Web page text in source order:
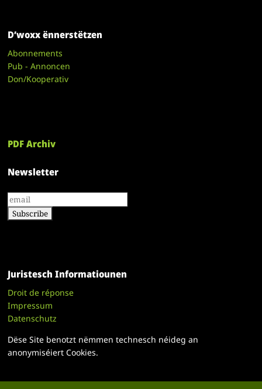
D’woxx ënnerstëtzen
Abonnements
Pub - Annoncen
Don/Kooperativ
PDF Archiv
Newsletter
Juristesch Informatiounen
Droit de réponse
Impressum
Datenschutz
Dëse Site benotzt nëmmen technesch néideg an
anonymiséiert Cookies.